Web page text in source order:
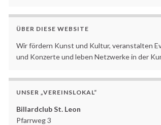
ÜBER DIESE WEBSITE
Wir fördern Kunst und Kultur, veranstalten
und Konzerte und leben Netzwerke in der
UNSER „VEREINSLOKAL“
Billardclub St. Leon
Pfarrweg 3